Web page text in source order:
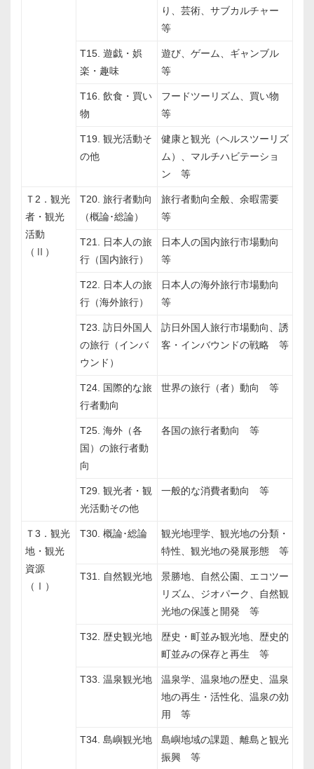
り、芸術、サブカルチャー
等
T15. 遊戯・娯
楽・趣味
遊び、ゲーム、ギャンブル
等
T16. 飲食・買い
物
フードツーリズム、買い物
等
T19. 観光活動そ
の他
健康と観光（ヘルスツーリズ
ム）、マルチハビテーショ
ン 等
Ｔ2．観光
者・観光
活動
（Ⅱ）
T20. 旅行者動向
（概論･総論）
旅行者動向全般、余暇需要
等
T21. 日本人の旅
行（国内旅行）
日本人の国内旅行市場動向
等
T22. 日本人の旅
行（海外旅行）
日本人の海外旅行市場動向
等
T23. 訪日外国人
の旅行（インバ
ウンド）
訪日外国人旅行市場動向、誘
客・インバウンドの戦略 等
T24. 国際的な旅
行者動向
世界の旅行（者）動向 等
T25. 海外（各
国）の旅行者動
向
各国の旅行者動向 等
T29. 観光者・観
光活動その他
一般的な消費者動向 等
Ｔ3．観光
地・観光
資源
（Ⅰ）
T30. 概論･総論
観光地理学、観光地の分類・
特性、観光地の発展形態 等
T31. 自然観光地
景勝地、自然公園、エコツー
リズム、ジオパーク、自然観
光地の保護と開発 等
T32. 歴史観光地
歴史・町並み観光地、歴史的
町並みの保存と再生 等
T33. 温泉観光地
温泉学、温泉地の歴史、温泉
地の再生・活性化、温泉の効
用 等
T34. 島嶼観光地
島嶼地域の課題、離島と観光
振興 等